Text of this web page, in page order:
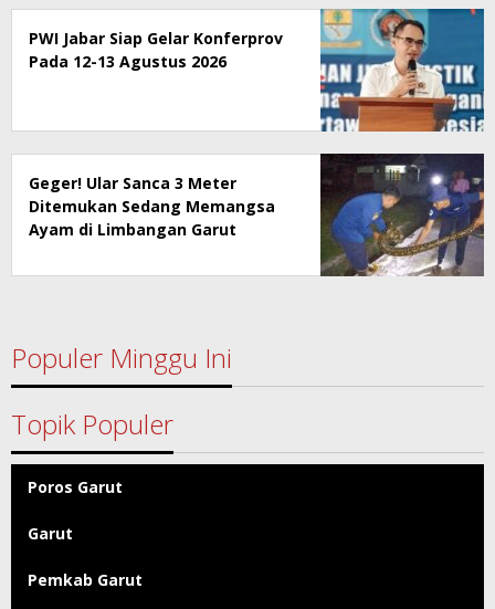
PWI Jabar Siap Gelar Konferprov
Pada 12-13 Agustus 2026
Geger! Ular Sanca 3 Meter
Ditemukan Sedang Memangsa
Ayam di Limbangan Garut
Populer Minggu Ini
Topik Populer
Poros Garut
Garut
Pemkab Garut